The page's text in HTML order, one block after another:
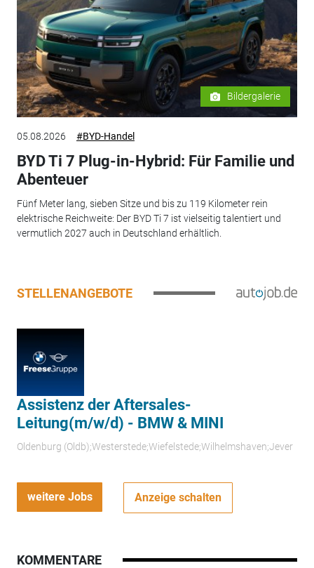
Bildergalerie
05.08.2026 #BYD-Handel
BYD Ti 7 Plug-in-Hybrid: Für Familie und
Abenteuer
Fünf Meter lang, sieben Sitze und bis zu 119 Kilometer rein
elektrische Reichweite: Der BYD Ti 7 ist vielseitig talentiert und
vermutlich 2027 auch in Deutschland erhältlich.
STELLENANGEBOTE
Assistenz der Aftersales-
Leitung(m/w/d) - BMW & MINI
Oldenburg (Oldb);Westerstede;Wiefelstede;Wilhelmshaven;Jever
weitere Jobs Anzeige schalten
KOMMENTARE